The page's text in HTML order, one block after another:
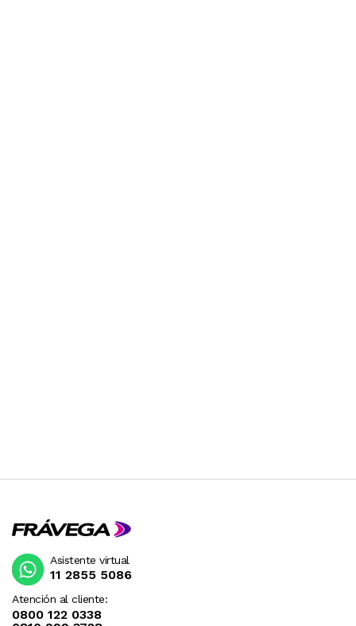
Atención al cliente:
0800 122 0338
Asistente virtual
11 2855 5086